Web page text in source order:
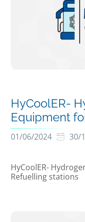
HyCoolER-
Equipment
01/06/2024 30/
HyCoolER-
Refuelling stations